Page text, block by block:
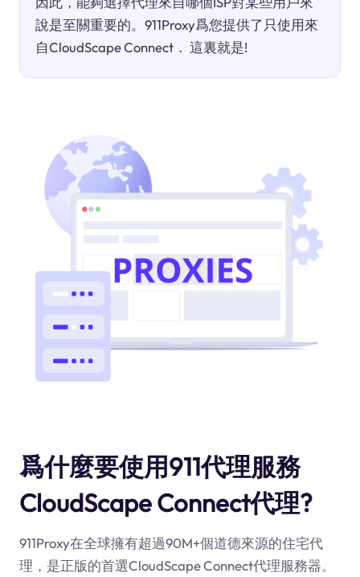
說是至關重要的。911Proxy爲您提供了只使用來
自CloudScape Connect． 這裏就是!
爲什麼要使用911代理服務
CloudScape Connect代理?
911Proxy在全球擁有超過90M+個道德來源的住宅代
理，是正版的首選CloudScape Connect代理服務器。